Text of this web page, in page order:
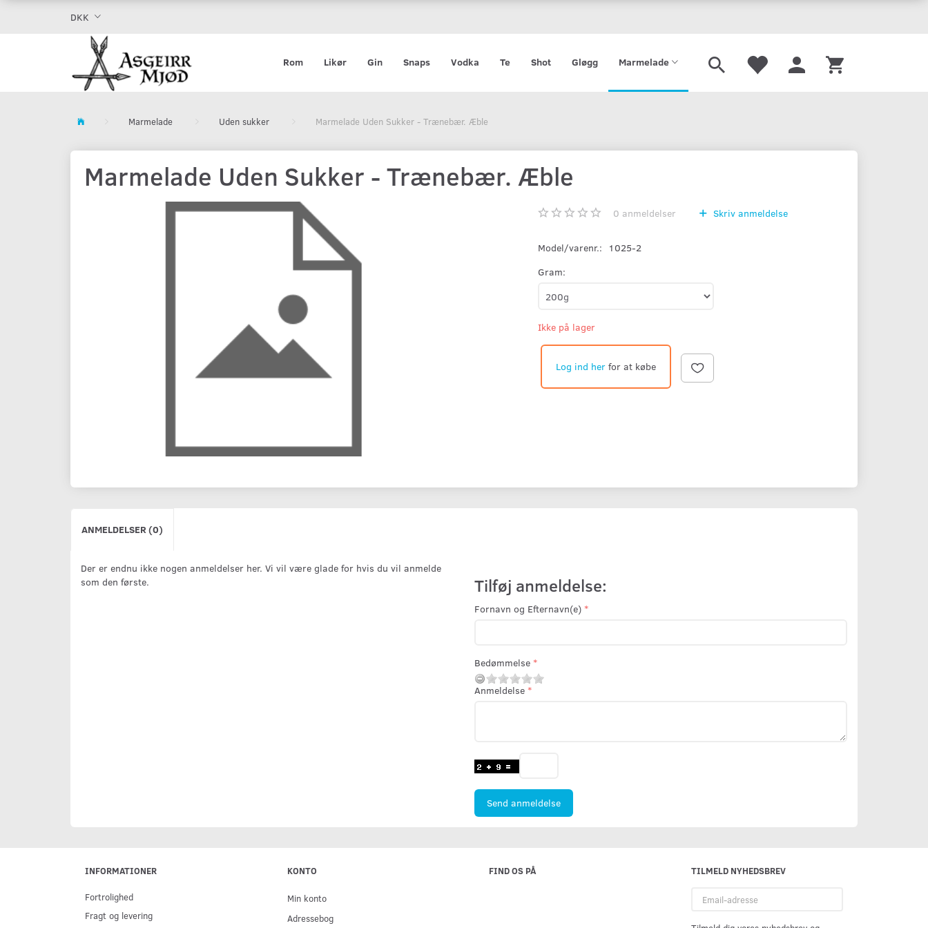
DKK
Rom Likør Gin Snaps Vodka Te Shot Gløgg Marmelade Gaveæske
Sirup
Limonade
Mjød
Port
Tilbehør
Marmelade Uden sukker Marmelade Uden Sukker - Trænebær. Æble
Marmelade Uden Sukker - Trænebær. Æble
0 anmeldelser Skriv anmeldelse
Model/varenr.:
1025-2
Gram:
Ikke på lager
Log ind herfor at købe
ANMELDELSER (0)
Der er endnu ikke nogen anmeldelser her. Vi vil være glade for hvis du vil anmelde
som den første.
Tilføj anmeldelse:
Fornavn og Efternavn(e)
Bedømmelse
Anmeldelse
Send anmeldelse
INFORMATIONER
Fortrolighed
Fragt og levering
KONTO
Min konto
Adressebog
FIND OS PÅ
TILMELD NYHEDSBREV
adresse